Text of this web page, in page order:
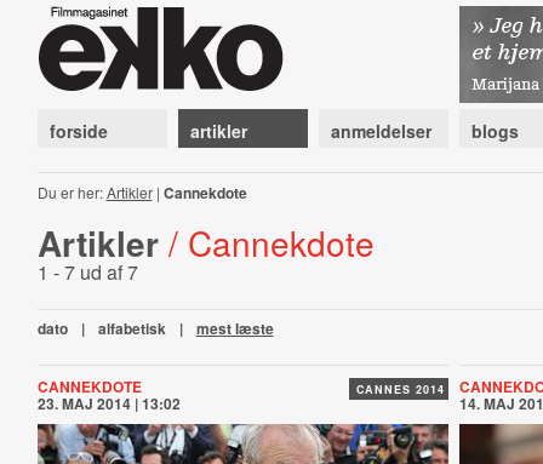
forside artikler anmeldelser blogs
Du er her:Artikler| Cannekdote
Artikler / Cannekdote
1 - 7 ud af 7
dato | alfabetisk | mest læste
CANNES 2014
CANNEKDOTE
23. MAJ 2014 | 13:02 14. MAJ